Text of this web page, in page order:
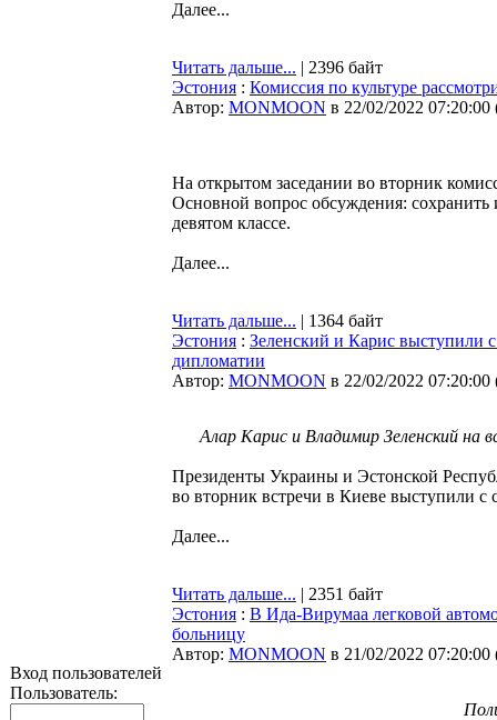
Вход пользователей
Пользователь:
Далее...
Читать дальше... | 2396 байт
Эстония : Комиссия по культуре
Автор: MONMOON в 22/02/2022 07:20:00
На открытом заседании во вторник
Основной вопрос обсуждения:
девятом классе.
Далее...
Читать дальше... | 1364 байт
Эстония : Зеленский и Карис выступили
дипломатии
Автор: MONMOON в 22/02/2022 07:20:00
Алар Карис и Владимир Зеленский на
Президенты Украины и Эстонской
во вторник встречи в Киеве выступили с
Далее...
Читать дальше... | 2351 байт
Эстония : В Ида-Вирумаа легковой
больницу
Автор: MONMOON в 21/02/2022 07:20:00